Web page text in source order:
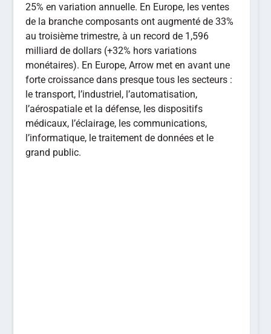
25% en variation annuelle. En Europe, les ventes
de la branche composants ont augmenté de 33%
au troisième trimestre, à un record de 1,596
milliard de dollars (+32% hors variations
monétaires). En Europe, Arrow met en avant une
forte croissance dans presque tous les secteurs :
le transport, l’industriel, l’automatisation,
l’aérospatiale et la défense, les dispositifs
médicaux, l’éclairage, les communications,
l’informatique, le traitement de données et le
grand public.